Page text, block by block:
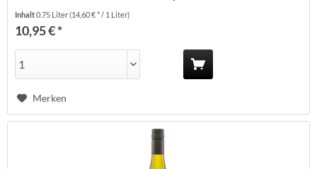
gebracht. Heute präsentieren sich die Spätburgunderweine mit
einem kräftigen Kirschrot. Fruchtig nach roten Beeren und
Kirschen duftend...
Inhalt0.75 Liter(14,60 € * / 1 Liter)
10,95 € *
Merken